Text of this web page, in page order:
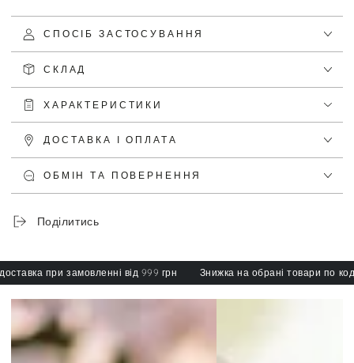
СПОСІБ ЗАСТОСУВАННЯ
СКЛАД
ХАРАКТЕРИСТИКИ
ДОСТАВКА І ОПЛАТА
ОБМІН ТА ПОВЕРНЕННЯ
Поділитись
при замовленні від 999 грн Знижка на обрані товари по коду: